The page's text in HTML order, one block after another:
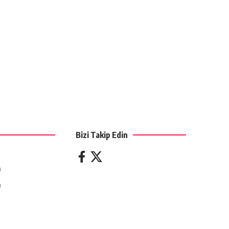
Bizi Takip Edin